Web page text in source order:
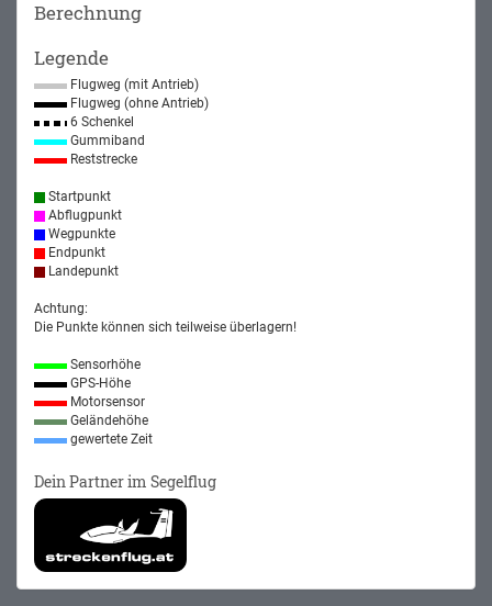
Berechnung
Legende
Flugweg (mit Antrieb)
Flugweg (ohne Antrieb)
6 Schenkel
Gummiband
Reststrecke
Startpunkt
Abflugpunkt
Wegpunkte
Endpunkt
Landepunkt
Achtung:
Die Punkte können sich teilweise überlagern!
Sensorhöhe
GPS-Höhe
Motorsensor
Geländehöhe
gewertete Zeit
Dein Partner im Segelflug